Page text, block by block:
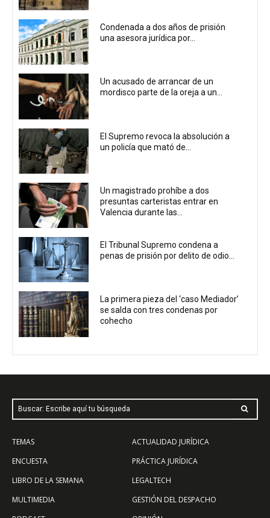
Condenada a dos años de prisión
una asesora jurídica por...
Un acusado de arrancar de un
mordisco parte de la oreja a un...
El Supremo revoca la absolución a
un policía que mató de...
Un magistrado prohíbe a dos
presuntas carteristas entrar en
Valencia durante las...
El Tribunal Supremo condena a
penas de prisión por delito de odio...
La primera pieza del ‘caso Mediador’
se salda con tres condenas por
cohecho
Buscar: Escribe aquí tu búsqueda
TEMAS
ENCUESTA
LIBRO DE LA SEMANA
MULTIMEDIA
ACTUALIDAD JURÍDICA
PRÁCTICA JURÍDICA
LEGALTECH
GESTIÓN DEL DESPACHO